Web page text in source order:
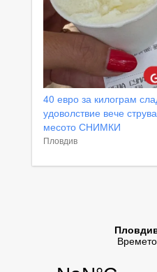
40 евро за килограм
удоволствие вече
месото СНИМКИ
Пловдив